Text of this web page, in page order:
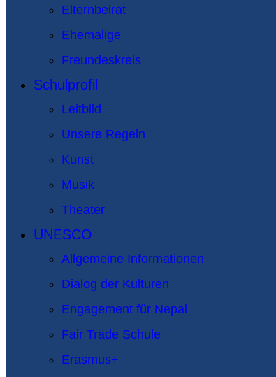
Elternbeirat
Ehemalige
Freundeskreis
Schulprofil
Leitbild
Unsere Regeln
Kunst
Musik
Theater
UNESCO
Allgemeine Informationen
Dialog der Kulturen
Engagement für Nepal
Fair Trade Schule
Erasmus+